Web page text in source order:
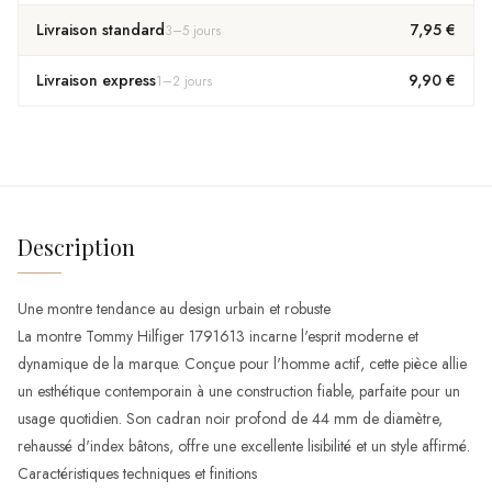
Livraison standard3–5 jours 7,95 €
Livraison express1–2 jours 9,90 €
Description
Une montre tendance au design urbain et robuste
La montre Tommy Hilfiger 1791613 incarne l'esprit moderne et
dynamique de la marque. Conçue pour l'homme actif, cette pièce allie
un esthétique contemporain à une construction fiable, parfaite pour un
usage quotidien. Son cadran noir profond de 44 mm de diamètre,
rehaussé d'index bâtons, offre une excellente lisibilité et un style affirmé.
Caractéristiques techniques et finitions